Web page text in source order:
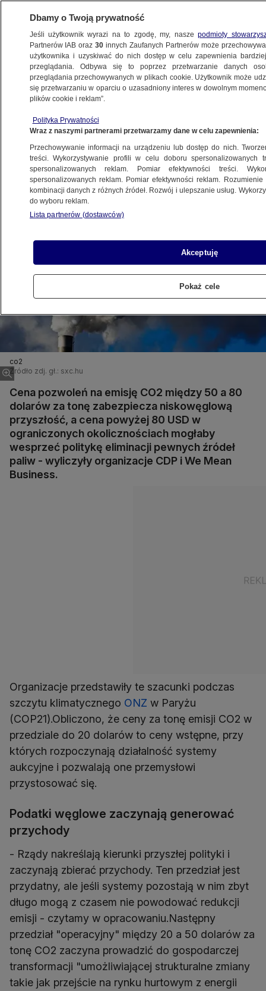
BIZNES
RYNKI
"zabezpiecza niskowęglową przyszłość"
4.12.2015, 20:31
Udostępnij
co2
Źródło zdj. gł.: sxc.hu
Cena pozwoleń na emisję CO2 między 50 a 80
dolarów za tonę zabezpiecza niskowęglową
przyszłość, a cena powyżej 80 USD w
ograniczonych okolicznościach mogłaby
wesprzeć politykę eliminacji pewnych źródeł
paliw - wyliczyły organizacje CDP i We Mean
Business.
Organizacje przedstawiły te szacunki podczas
szczytu klimatycznego ONZ w Paryżu
(COP21).Obliczono, że ceny za tonę emisji CO2 w
przedziale do 20 dolarów to ceny wstępne, przy
których rozpoczynają działalność systemy
aukcyjne i pozwalają one przemysłowi
przystosować się.
Podatki węglowe zaczynają generować
przychody
- Rządy nakreślają kierunki przyszłej polityki i
zaczynają zbierać przychody. Ten przedział jest
przydatny, ale jeśli systemy pozostają w nim zbyt
długo mogą z czasem nie powodować redukcji
emisji - czytamy w opracowaniu.Następny
przedział "operacyjny" między 20 a 50 dolarów za
tonę CO2 zaczyna prowadzić do gospodarczej
transformacji "umożliwiającej strukturalne zmiany
takie jak przejście na rynku hurtowym z energii
Dbamy o Twoją prywatność
Jeśli użytkownik wyrazi na to zgodę, my, naszepodmioty
Partnerów IAB oraz30 innych Zaufanych Partnerów może
użytkownika i uzyskiwać do nich dostęp w celu zapewnienia
przeglądania. Odbywa się to poprzez przetwarzanie danych
przeglądania przechowywanych w plikach cookie. Użytkownik może
się przetwarzaniu w oparciu o uzasadniony interes w dowolnym
plików cookie i reklam”.
Polityka Prywatności
Wraz z naszymi partnerami przetwarzamy dane w celu zapewnienia:
Przechowywanie informacji na urządzeniu lub dostęp do nich.
treści. Wykorzystywanie profili w celu doboru spersonalizowanych
spersonalizowanych reklam. Pomiar efektywności treści.
spersonalizowanych reklam. Pomiar efektywności reklam.
kombinacji danych z różnych źródeł. Rozwój i ulepszanie usług.
do wyboru reklam.
Lista partnerów (dostawców)
Akceptuję
Pokaż cele